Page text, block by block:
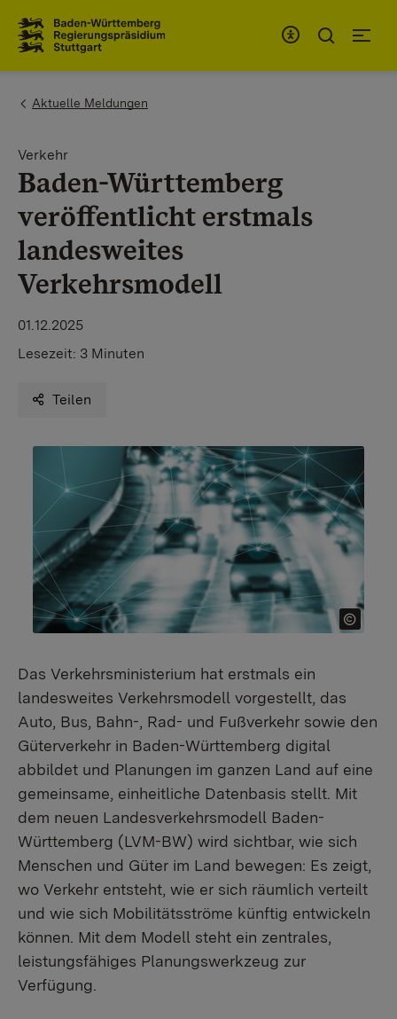
You are here:
Aktuelle Meldungen
Verkehr
Baden-Württemberg
veröffentlicht erstmals
landesweites
Verkehrsmodell
01.12.2025
Lesezeit: 3 Minuten
Teilen
Das Verkehrsministerium hat erstmals ein
landesweites Verkehrsmodell vorgestellt, das
Auto, Bus, Bahn-, Rad- und Fußverkehr sowie den
Güterverkehr in Baden-Württemberg digital
abbildet und Planungen im ganzen Land auf eine
gemeinsame, einheitliche Datenbasis stellt. Mit
dem neuen Landesverkehrsmodell Baden-
Württemberg (LVM-BW) wird sichtbar, wie sich
Menschen und Güter im Land bewegen: Es zeigt,
wo Verkehr entsteht, wie er sich räumlich verteilt
und wie sich Mobilitätsströme künftig entwickeln
können. Mit dem Modell steht ein zentrales,
leistungsfähiges Planungswerkzeug zur
Verfügung.